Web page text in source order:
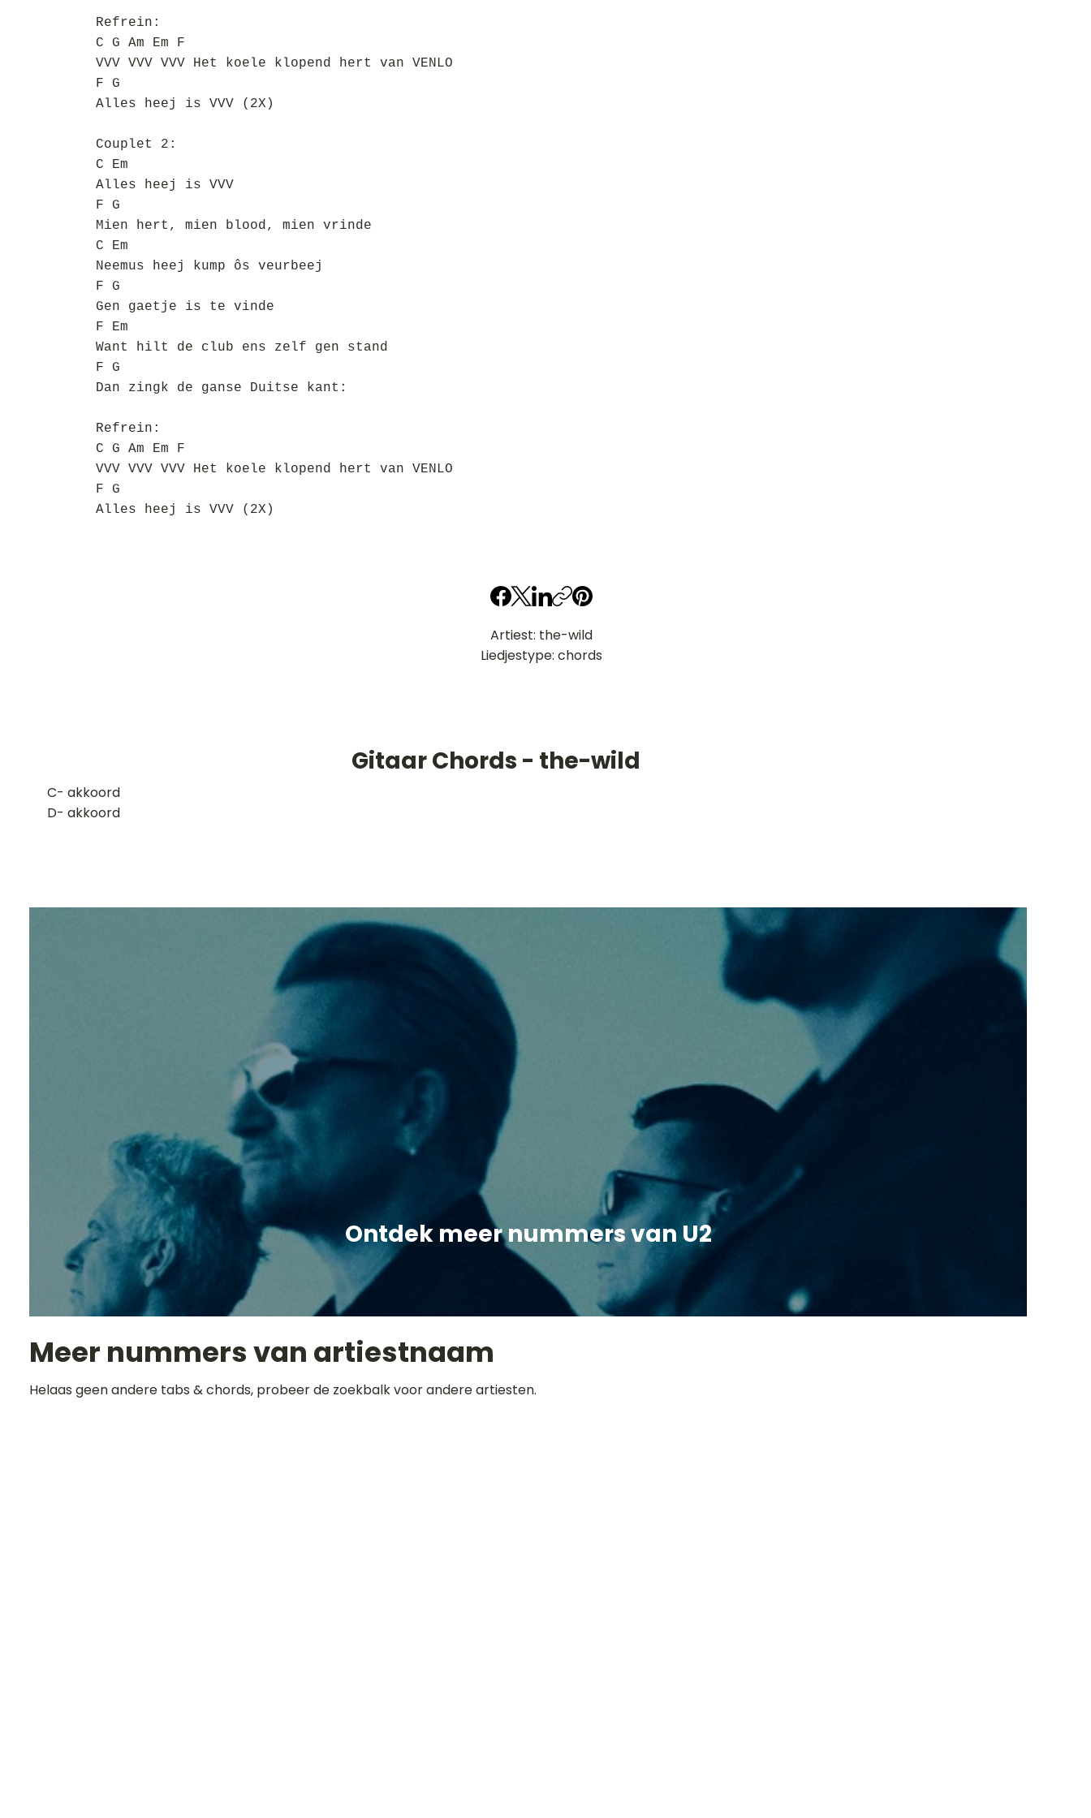
Refrein:
C G Am Em F
VVV VVV VVV Het koele klopend hert van VENLO
F G
Alles heej is VVV (2X)
Couplet 2:
C Em
Alles heej is VVV
F G
Mien hert, mien blood, mien vrinde
C Em
Neemus heej kump ôs veurbeej
F G
Gen gaetje is te vinde
F Em
Want hilt de club ens zelf gen stand
F G
Dan zingk de ganse Duitse kant:
Refrein:
C G Am Em F
VVV VVV VVV Het koele klopend hert van VENLO
F G
Alles heej is VVV (2X)
Artiest: the-wild
Liedjestype: chords
Gitaar Chords - the-wild
​C- akkoord
D- akkoord
Ontdek meer nummers van U2
Meer nummers van artiestnaam
Helaas geen andere tabs & chords, probeer de zoekbalk voor andere artiesten.